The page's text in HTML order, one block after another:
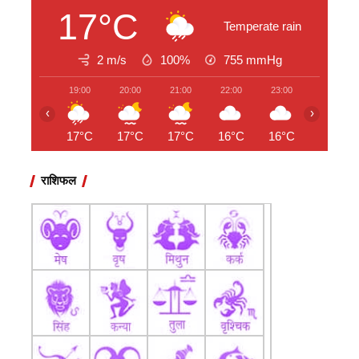
17°C Temperate rain
2 m/s 100% 755 mmHg
19:00
17°C
20:00
17°C
21:00
17°C
22:00
16°C
23:00
16°C
‹ ›
राशिफल